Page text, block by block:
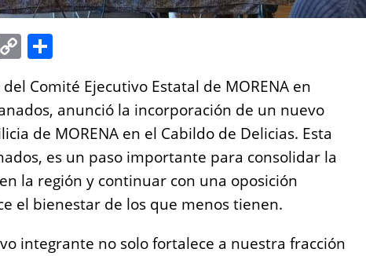
m
C
o
p
y
Li
n
k
a
re
Comité Ejecutivo Estatal de MORENA en
anunció la incorporación de un nuevo
de MORENA en el Cabildo de Delicias. Esta
es un paso importante para consolidar la
la región y continuar con una oposición
el bienestar de los que menos tienen.
integrante no solo fortalece a nuestra fracción